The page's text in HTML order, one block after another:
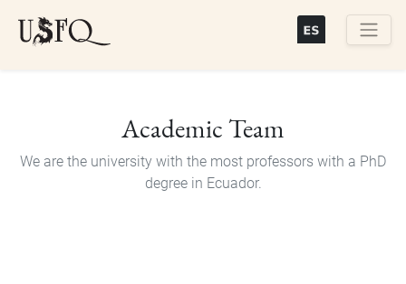
Academic Team
We are the university with the most professors with a PhD
degree in Ecuador.